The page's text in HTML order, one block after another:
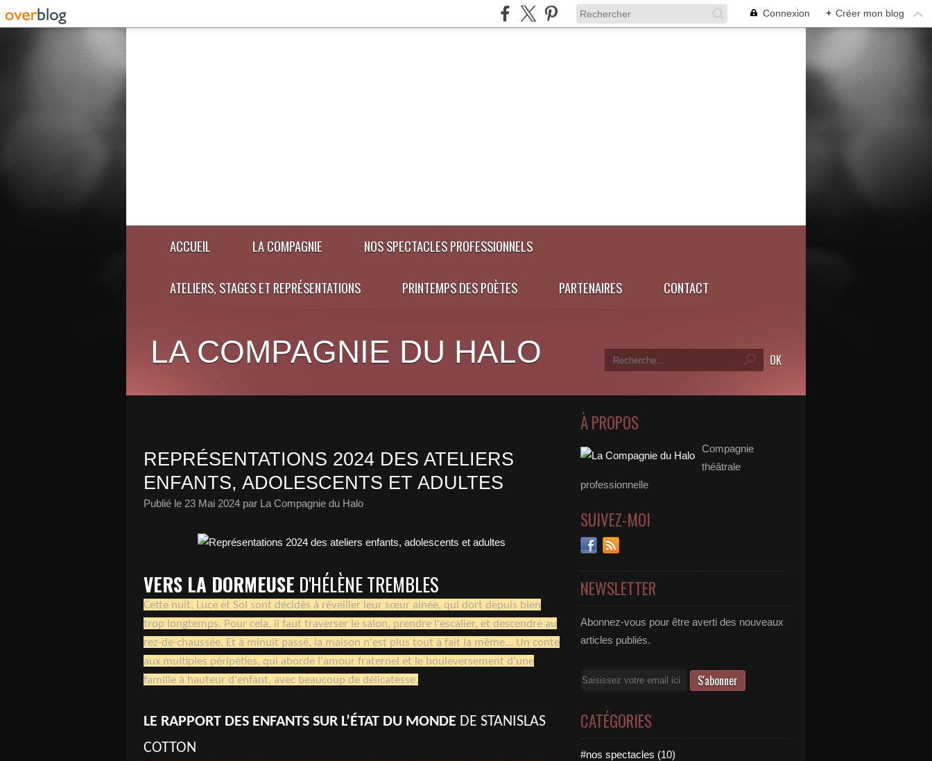
Connexion + Créer mon blog
ACCUEIL LA COMPAGNIE NOS SPECTACLES PROFESSIONNELS
ATELIERS, STAGES ET REPRÉSENTATIONS PRINTEMPS DES POÈTES PARTENAIRES CONTACT
LA COMPAGNIE DU HALO
REPRÉSENTATIONS 2024 DES ATELIERS
ENFANTS, ADOLESCENTS ET ADULTES
Publié le 23 Mai 2024 par La Compagnie du Halo
VERS LA DORMEUSE D'HÉLÈNE TREMBLES
Cette nuit, Luce et Sol sont décidés à réveiller leur sœur ainée, qui dort depuis bien
trop longtemps. Pour cela, il faut traverser le salon, prendre l'escalier, et descendre au
rez-de-chaussée. Et à minuit passé, la maison n'est plus tout à fait la même... Un conte
aux multiples péripéties, qui aborde l'amour fraternel et le bouleversement d'une
famille à hauteur d'enfant, avec beaucoup de délicatesse.
LE RAPPORT DES ENFANTS SUR L’ÉTAT DU MONDE DE STANISLAS
COTTON
À PROPOS
Compagnie
théâtrale
professionnelle
SUIVEZ-MOI
NEWSLETTER
Abonnez-vous pour être averti des nouveaux
articles publiés.
Email
CATÉGORIES
#nos spectacles (10)